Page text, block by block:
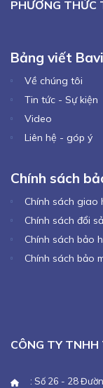
PHƯƠNG THỨC
Bảng viết
Về chúng tôi
Tin tức - Sự kiện
Video
Liên hệ - góp ý
Chính sách
Chính sách giao
Chính sách đổi
Chính sách bảo
Chính sách bảo
CÔNG TY TNHH
: Số 26 - 28